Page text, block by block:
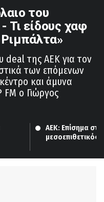
του
είδους χαφ
deal της ΑΕΚ για τον
των επόμενων
και άμυνα
ο Γιώργος
ΑΕΚ: Επίσημα